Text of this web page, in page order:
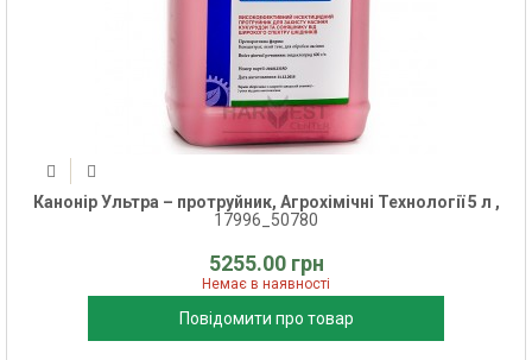
Канонір Ультра – протруйник, Агрохімічні Технології 5 л ,
17996_50780
5255.00 грн
Немає в наявності
Повідомити про товар